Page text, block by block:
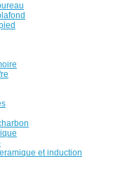
et induction